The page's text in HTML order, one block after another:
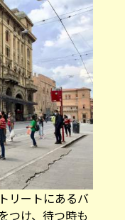
リートにあるバ
つけ、待つ時も